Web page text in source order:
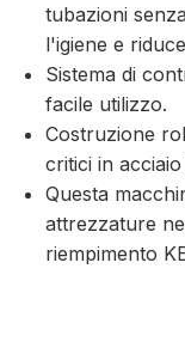
tubazioni
l'igiene e
Sistema di
facile utilizzo.
Costruzione
critici in
Questa
attrezzature
riempimento